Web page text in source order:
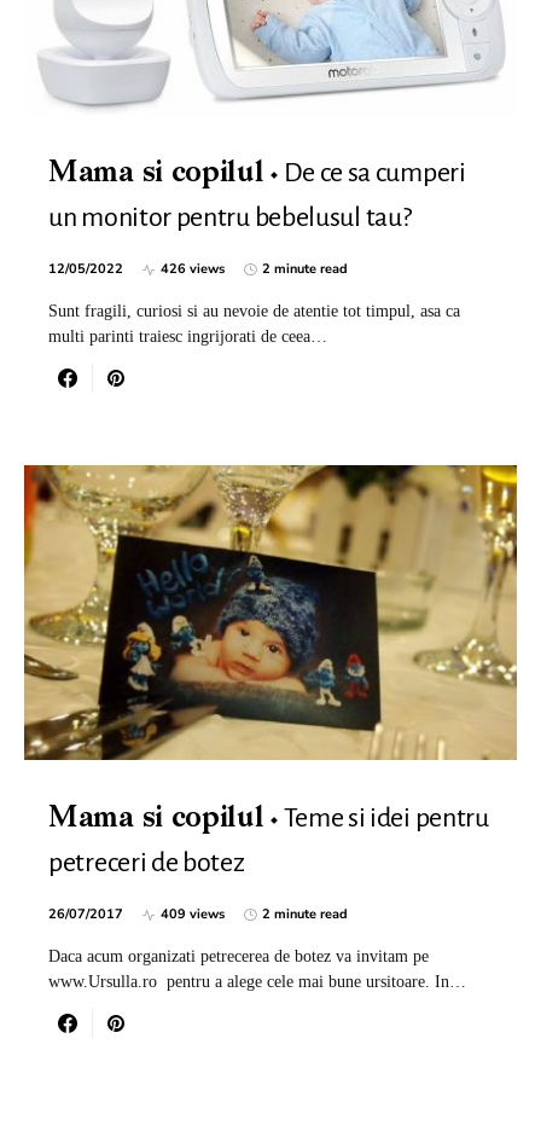
Mama si copilul
De ce sa cumperi
un monitor pentru bebelusul tau?
12/05/2022 426 views 2 minute read
Sunt fragili, curiosi si au nevoie de atentie tot timpul, asa ca
multi parinti traiesc ingrijorati de ceea…
Mama si copilul
Teme si idei pentru
petreceri de botez
26/07/2017 409 views 2 minute read
Daca acum organizati petrecerea de botez va invitam pe
www.Ursulla.ro pentru a alege cele mai bune ursitoare. In…